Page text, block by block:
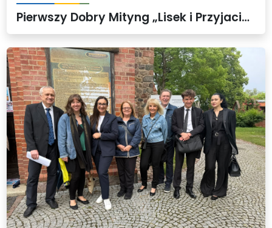
Pierwszy Dobry Mityng „Lisek i Przyjaciele” w Gminie Dobra za nami